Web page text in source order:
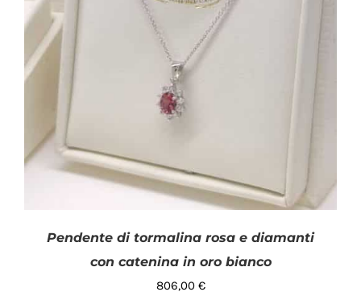
Pendente di tormalina rosa e diamanti
con catenina in oro bianco
806,00 €